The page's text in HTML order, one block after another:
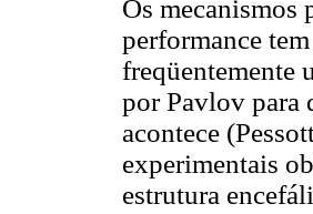
Os mecanismos
performance
freqüentemente
por Pavlov para
acontece
experimentais
estrutura